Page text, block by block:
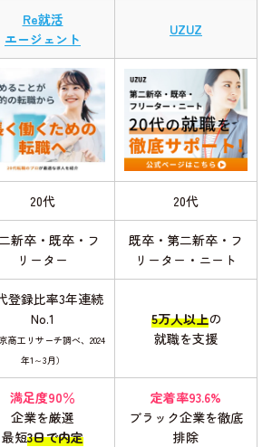
Re就活
エージェント
UZUZ
20代 20代
新卒・既卒・フ
リーター
既卒・第二新卒・フ
リーター・ニート
登録比率3年連続
No.1
京商工リサーチ調べ、2024
年1～3月）
5万人以上の
就職を支援
満足度90％
企業を厳選
最短3日で内定
定着率93.6%
ブラック企業を徹底
排除